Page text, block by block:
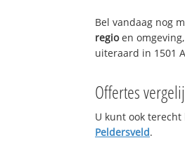
Bel vandaag nog
regioen
uiteraard in 1501
Offertes
U kunt ook
Peldersveld.